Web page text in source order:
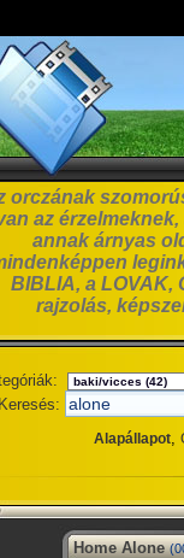
orczának
az
annak árnyas
BIBLIA, a LOVAK,
rajzolás,
Keresés:
Alapállapot,
Home Alone